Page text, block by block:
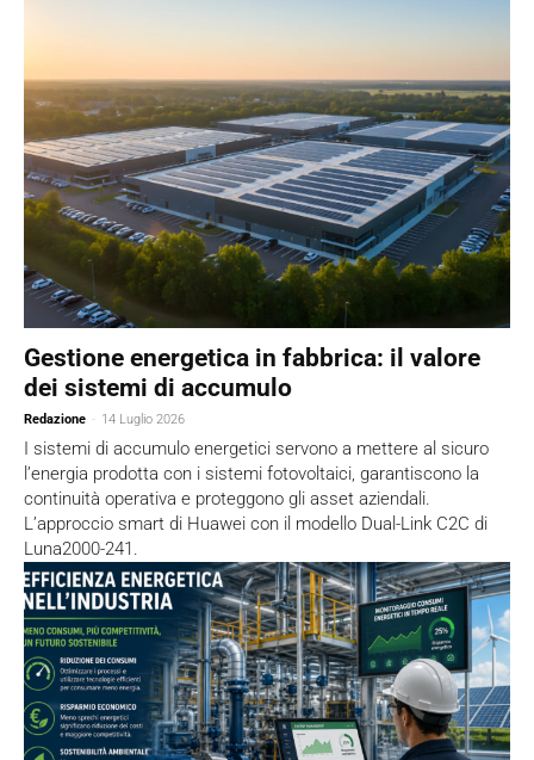
Gestione energetica in fabbrica: il valore
dei sistemi di accumulo
Redazione - 14 Luglio 2026
I sistemi di accumulo energetici servono a mettere al sicuro
l’energia prodotta con i sistemi fotovoltaici, garantiscono la
continuità operativa e proteggono gli asset aziendali.
L’approccio smart di Huawei con il modello Dual-Link C2C di
Luna2000-241.